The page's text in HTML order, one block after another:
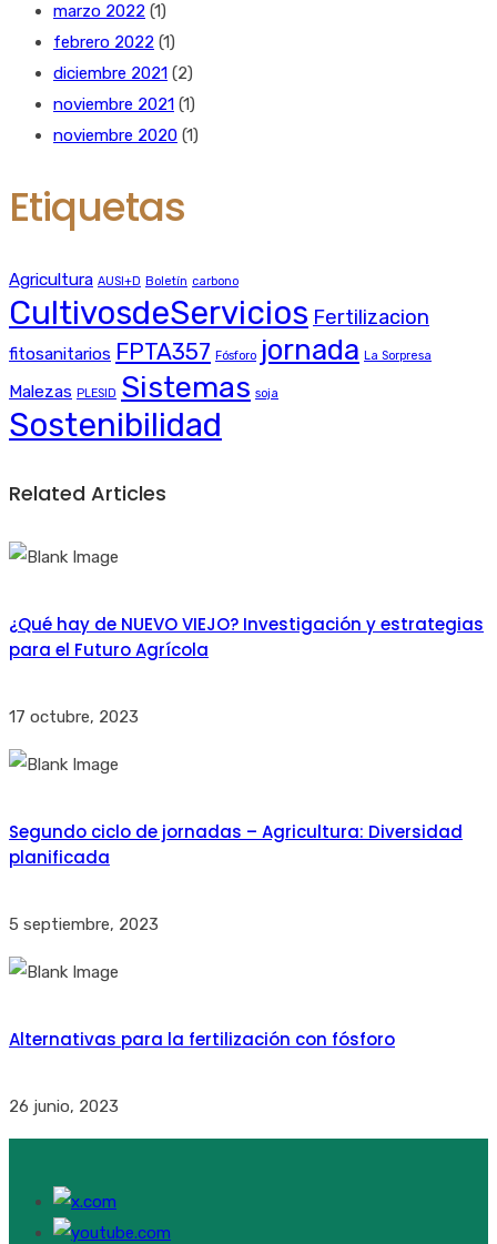
marzo 2022 (1)
febrero 2022 (1)
diciembre 2021 (2)
noviembre 2021 (1)
noviembre 2020 (1)
Etiquetas
Agricultura AUSI+D Boletín carbono
CultivosdeServicios Fertilizacion
fitosanitarios FPTA357 Fósforo jornada La Sorpresa
Malezas PLESID Sistemas soja
Sostenibilidad
Related Articles
¿Qué hay de NUEVO VIEJO? Investigación y estrategias
para el Futuro Agrícola
17 octubre, 2023
Segundo ciclo de jornadas – Agricultura: Diversidad
planificada
5 septiembre, 2023
Alternativas para la fertilización con fósforo
26 junio, 2023